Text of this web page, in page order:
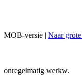
MOB-versie | Naar
onregelmatig werkw.